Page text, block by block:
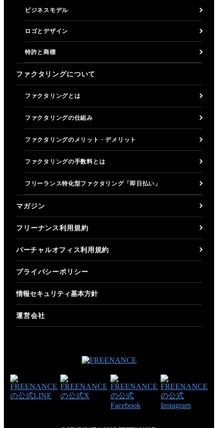
ビジネスモデル
ロゴとデザイン
特許と商標
ファクタリングについて
ファクタリングとは
ファクタリングの仕組み
ファクタリングのメリット・デメリット
ファクタリングの手数料とは
フリーランス特化型ファクタリング「即日払い」
マガジン
フリーナンス利用規約
バーチャルオフィス利用規約
プライバシーポリシー
情報セキュリティ基本方針
運営会社